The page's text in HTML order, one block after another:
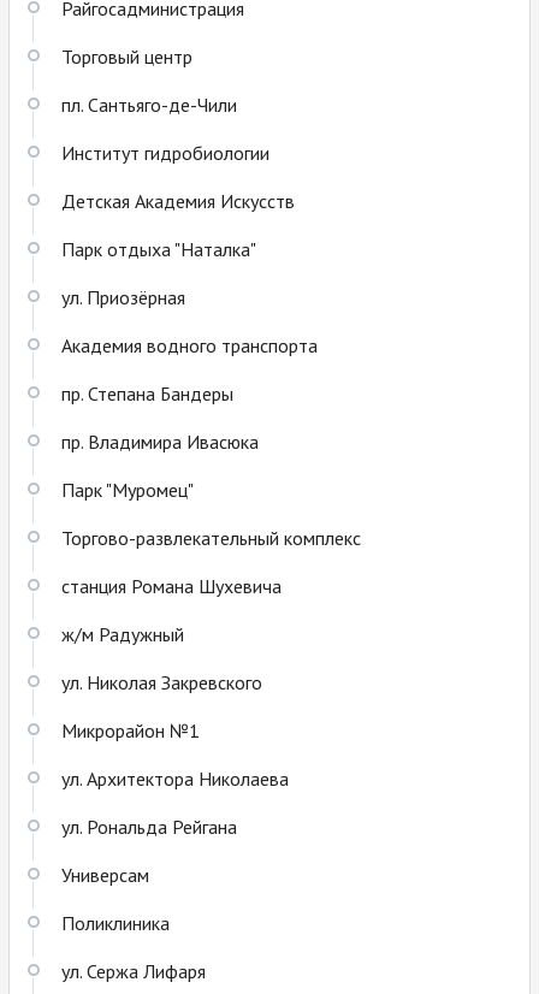
Райгосадминистрация
Торговый центр
пл. Сантьяго-де-Чили
Институт гидробиологии
Детская Академия Искусств
Парк отдыха "Наталка"
ул. Приозёрная
Академия водного транспорта
пр. Степана Бандеры
пр. Владимира Ивасюка
Парк "Муромец"
Торгово-развлекательный комплекс
станция Романа Шухевича
ж/м Радужный
ул. Николая Закревского
Микрорайон №1
ул. Архитектора Николаева
ул. Рональда Рейгана
Универсам
Поликлиника
ул. Сержа Лифаря